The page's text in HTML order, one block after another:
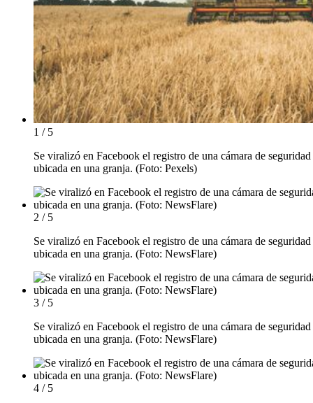
1 / 5
Se viralizó en Facebook el registro de una cámara de seguridad
ubicada en una granja. (Foto: Pexels)
2 / 5
Se viralizó en Facebook el registro de una cámara de seguridad
ubicada en una granja. (Foto: NewsFlare)
3 / 5
Se viralizó en Facebook el registro de una cámara de seguridad
ubicada en una granja. (Foto: NewsFlare)
4 / 5